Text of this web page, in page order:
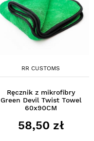
RR CUSTOMS
Ręcznik z mikrofibry
Green Devil Twist Towel
60x90CM
58,50 zł